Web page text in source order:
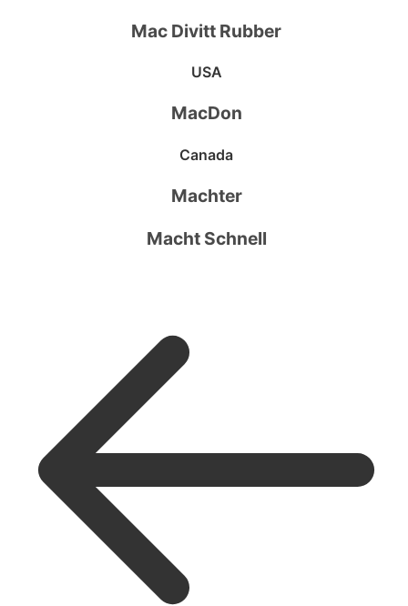
Mac Divitt Rubber
USA
MacDon
Canada
Machter
Macht Schnell